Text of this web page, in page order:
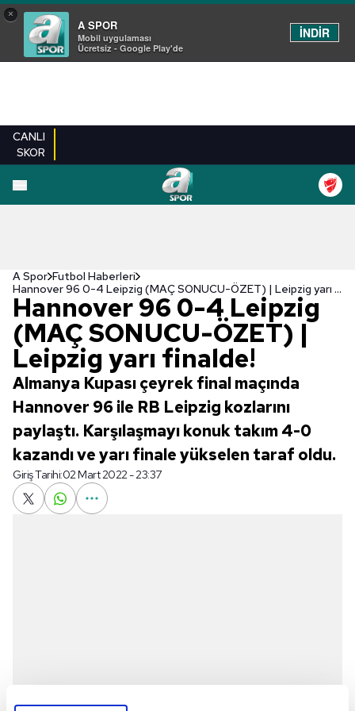
×
A SPOR
Mobil uygulaması
Ücretsiz - Google Play'de
İNDİR
CANLI
SKOR
A Spor Futbol Haberleri
Hannover 96 0-4 Leipzig (MAÇ SONUCU-ÖZET) | Leipzig yarı finalde!
Hannover 96 0-4 Leipzig
(MAÇ SONUCU-ÖZET) |
Leipzig yarı finalde!
Almanya Kupası çeyrek final maçında
Hannover 96 ile RB Leipzig kozlarını
paylaştı. Karşılaşmayı konuk takım 4-0
kazandı ve yarı finale yükselen taraf oldu.
Giriş Tarihi:02 Mart 2022 - 23:37